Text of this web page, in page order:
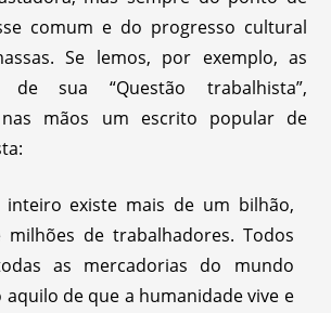
comum e do progresso cultural
Se lemos, por exemplo, as
de sua “Questão trabalhista”,
mãos um escrito popular de
inteiro existe mais de um bilhão,
milhões de trabalhadores. Todos
as mercadorias do mundo
de que a humanidade vive e